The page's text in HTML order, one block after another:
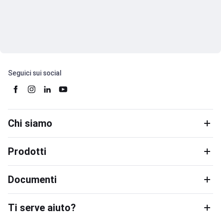
Seguici sui social
Chi siamo
Prodotti
Documenti
Ti serve aiuto?